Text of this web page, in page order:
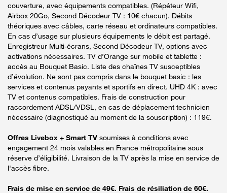
couverture, avec équipements compatibles. (Répéteur Wifi,
Airbox 20Go, Second Décodeur TV : 10€ chacun). Débits
théoriques avec câbles, carte réseau et ordinateurs compatibles.
En cas d’usage sur plusieurs équipements le débit est partagé.
Enregistreur Multi-écrans, Second Décodeur TV, options avec
activations nécessaires. TV d’Orange sur mobile et tablette :
accès au Bouquet Basic. Liste des chaînes TV susceptibles
d’évolution. Ne sont pas compris dans le bouquet basic : les
services et contenus payants et sportifs en direct. UHD 4K : avec
TV et contenus compatibles. Frais de construction pour
raccordement ADSL/VDSL, en cas de déplacement technicien
nécessaire (diagnostiqué au moment de la souscription) : 119€.
Offres Livebox + Smart TV soumises à conditions avec
engagement 24 mois valables en France métropolitaine sous
réserve d’éligibilité. Livraison de la TV après la mise en service de
l'accès fibre.
Frais de mise en service de 49€. Frais de résiliation de 60€.